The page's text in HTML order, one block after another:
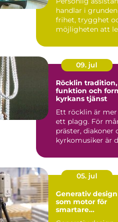
handlar i
frihet, trygghet
möjligheten att
09. jul
Röcklin tradition,
funktion och
kyrkans tjänst
Ett röcklin är mer
ett plagg. För
präster, diakoner
kyrkomusiker är
05. jul
Generativ design
som motor för
smartare